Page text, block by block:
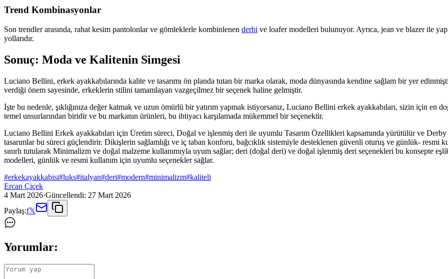
Trend Kombinasyonlar
Son trendler arasında, rahat kesim pantolonlar ve gömleklerle kombinlenen derbi ve loafer modelleri bulunuyor. Ayrıca, jean ve blazer ile
yollarıdır.
Sonuç: Moda ve Kalitenin Simgesi
Luciano Bellini, erkek ayakkabılarında kalite ve tasarımı ön planda tutan bir marka olarak, moda dünyasında kendine sağlam bir yer
verdiği önem sayesinde, erkeklerin stilini tamamlayan vazgeçilmez bir seçenek haline gelmiştir.
İşte bu nedenle, şıklığınıza değer katmak ve uzun ömürlü bir yatırım yapmak istiyorsanız, Luciano Bellini erkek ayakkabıları, sizin için en
temel unsurlarından biridir ve bu markanın ürünleri, bu ihtiyacı karşılamada mükemmel bir seçenektir.
Luciano Bellini Erkek ayakkabıları için Üretim süreci, Doğal ve işlenmiş deri ile uyumlu Tasarım Özellikleri kapsamında yürütülür ve
tasarımlar bu süreci güçlendirir. Dikişlerin sağlamlığı ve iç taban konforu, bağcıklık sistemiyle desteklenen güvenli oturuş ve günlük-
sınırlı tutularak Minimalizm ve doğal malzeme kullanımıyla uyum sağlar; deri (doğal deri) ve doğal işlenmiş deri seçenekleri bu konsepte
modelleri, günlük ve resmi kullanım için uyumlu seçenekler sağlar.
#erkekayakkabisi#luks#italyan#deri#modern#minimalizm#kaliteli
Ercan Çiçek
4 Mart 2026·Güncellendi: 27 Mart 2026
Paylaş:f𝕏
Yorumlar: